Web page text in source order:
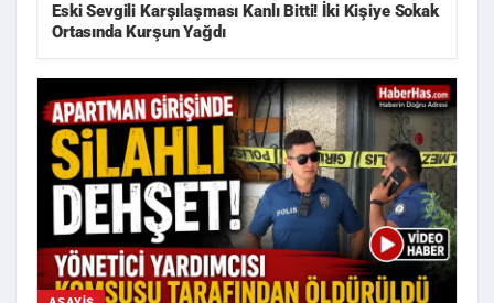
Eski Sevgili Karşılaşması Kanlı Bitti! İki Kişiye Sokak
Ortasında Kurşun Yağdı